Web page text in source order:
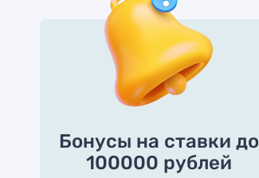
Бонусы на ставки до
100000 рублей